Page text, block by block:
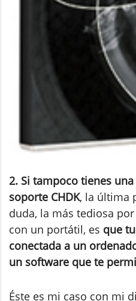
2. Si tampoco tienes
soporte CHDK, la última
duda, la más tediosa
con un portátil, es que
conectada a un
un software que te
Éste es mi caso con mi